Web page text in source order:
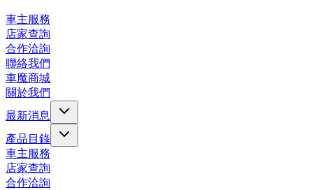
車主服務
店家查詢
合作洽詢
聯絡我們
車魔商城
關於我們
最新消息
產品目錄
車主服務
店家查詢
合作洽詢